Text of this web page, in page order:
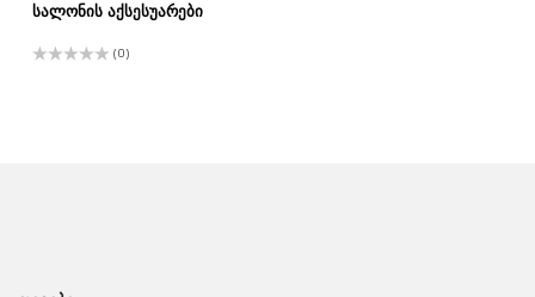
სალონის აქსესუარები
(0)